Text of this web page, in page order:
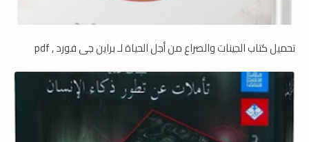
تحميل كتاب الجينات والصراع من أجل الحياة لـ براین جی فورد , pdf